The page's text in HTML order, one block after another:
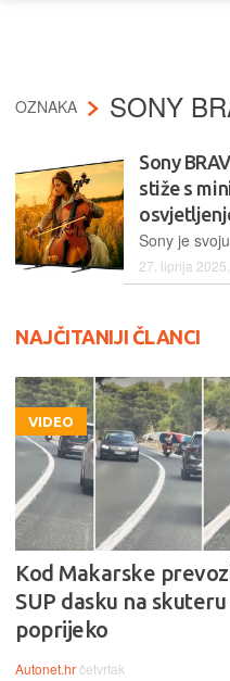
OZNAKA SONY
Sony
stiže s
27. lipnja 2025.
NAJČITANIJI ČLANCI
VIDEO
Kod Makarske
SUP dasku na skuteru
poprijeko
Autonet.hrčetvrtak